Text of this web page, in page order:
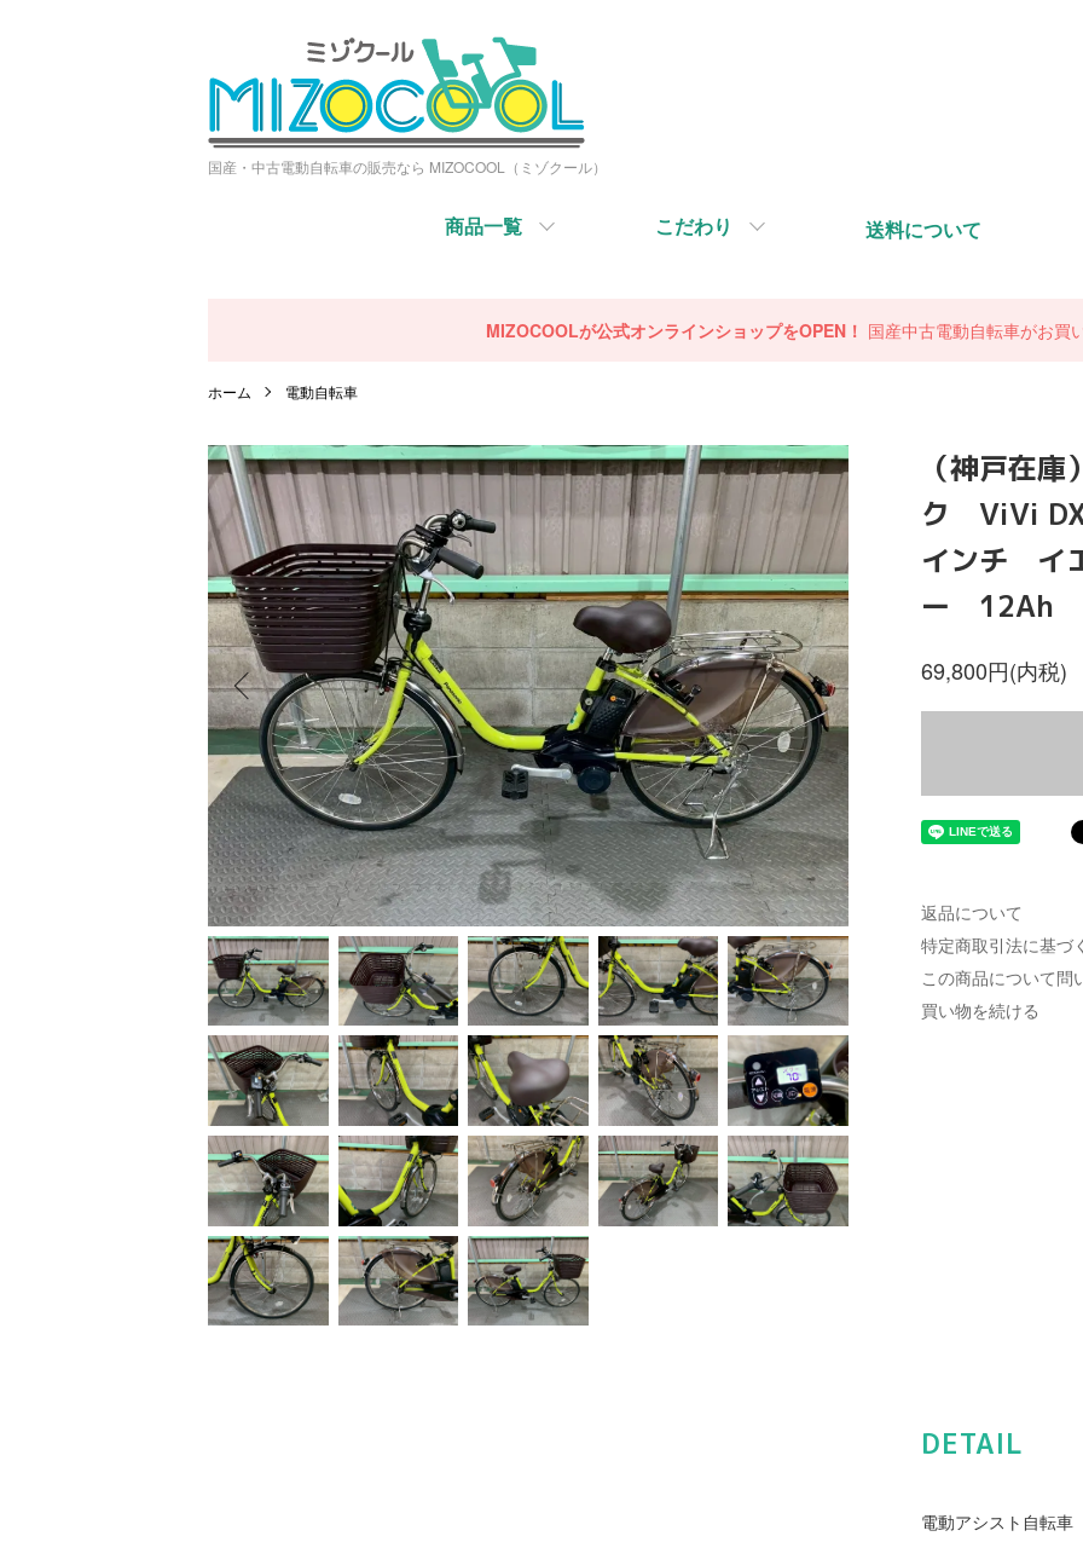
国産・中古電動自転車の販売なら MIZOCOOL（ミゾクール）
商品一覧 こだわり 送料について
MIZOCOOLが公式オンラインショップをOPEN！ 国産中古電動自転車がお買
ホーム 電動自転車
（神戸在
ク ViVi
インチ イ
ー 12Ah
69,800円(内税)
返品について
特定商取引法に基づ
この商品について問
買い物を続ける
DETAIL
電動アシスト自転